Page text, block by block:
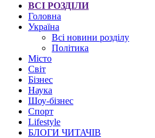
ВСІ РОЗДІЛИ
Головна
Україна
Всі новини розділу
Політика
Місто
Світ
Бізнес
Наука
Шоу-бізнес
Спорт
Lifestyle
БЛОГИ ЧИТАЧІВ